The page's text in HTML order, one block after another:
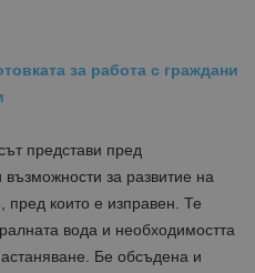
за работа с граждани
представи пред
за развитие на
пред които е изправен. Те
вода и необходимостта
Бе обсъдена и